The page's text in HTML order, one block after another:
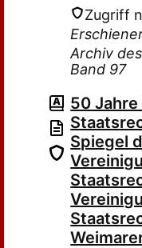
Zugriff
Archiv
Band 97
50
Spiegel